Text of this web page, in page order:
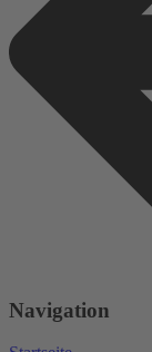
Navigation